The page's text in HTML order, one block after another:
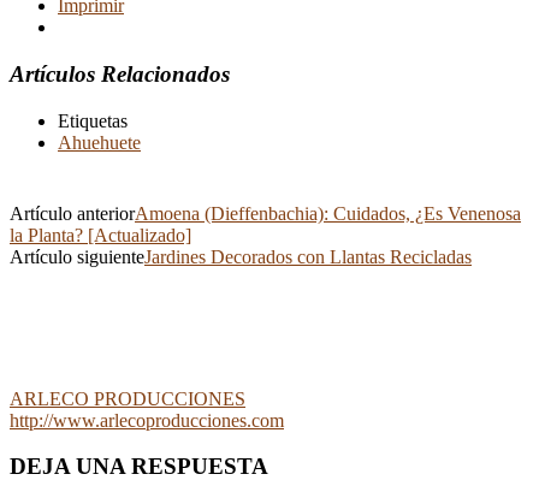
Imprimir
Artículos Relacionados
Etiquetas
Ahuehuete
Artículo anteriorAmoena (Dieffenbachia): Cuidados, ¿Es Venenosa
la Planta? [Actualizado]
Artículo siguienteJardines Decorados con Llantas Recicladas
ARLECO PRODUCCIONES
http://www.arlecoproducciones.com
DEJA UNA RESPUESTA